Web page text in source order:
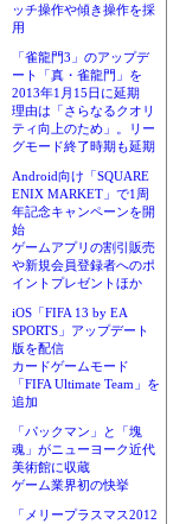
ッチ操作や傾き操作を採
用
「雀龍門3」のアップデ
ート「真・雀龍門」を
2013年1月15日に延期
理由は「さらなるクオリ
ティ向上のため」。リー
グモード終了時期も延期
Android向け「SQUARE
ENIX MARKET」で1周
年記念キャンペーンを開
始
ゲームアプリの割引販売
や新規会員登録者へのポ
イントプレゼントほか
iOS「FIFA 13 by EA
SPORTS」アップデート
版を配信
カードゲームモード
「FIFA Ultimate Team」を
追加
「パックマン」と「塊
魂」がニューヨーク近代
美術館に収蔵
ゲーム業界初の快挙
「メリープラスマス2012